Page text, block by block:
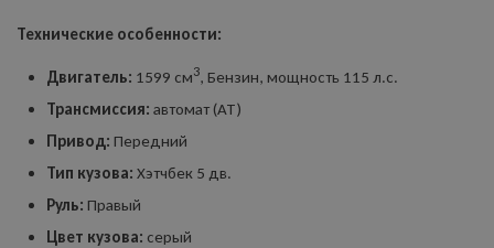
Технические особенности:
Двигатель: 1599 см3, Бензин, мощность 115 л.с.
Трансмиссия: автомат (AT)
Привод: Передний
Тип кузова: Хэтчбек 5 дв.
Руль: Правый
Цвет кузова: серый